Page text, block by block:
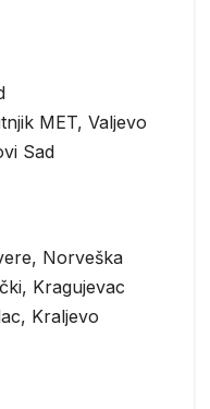
MET, Valjevo
Sad
Norveška
Kragujevac
Kraljevo